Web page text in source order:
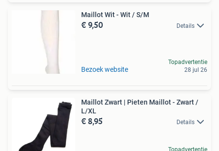
Maillot Wit - Wit / S/M
€ 9,50 Details
Bezoek website
Topadvertentie
28 jul 26
Maillot Zwart | Pieten Maillot - Zwart /
L/XL
€ 8,95 Details
Topadvertentie